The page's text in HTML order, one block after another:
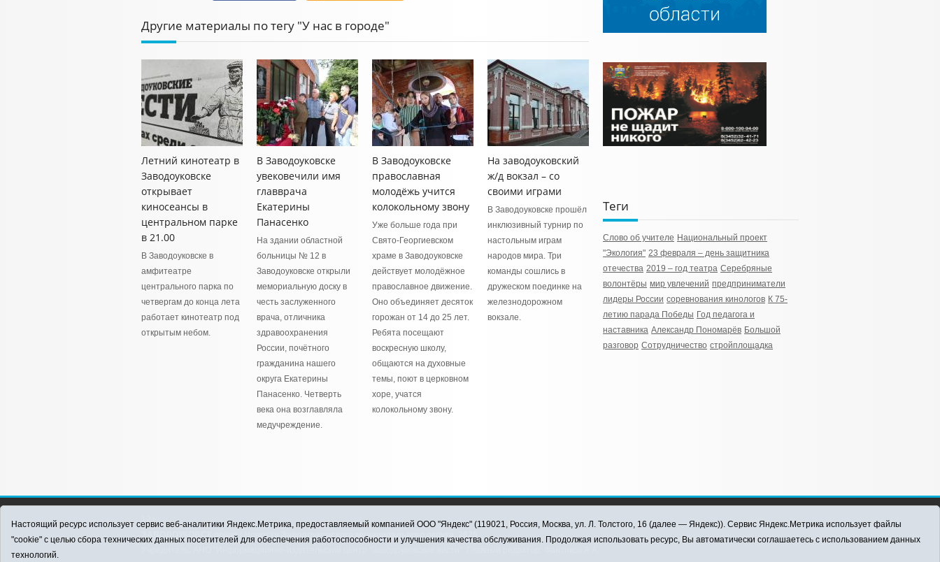
Другие материалы по тегу "У нас в городе"
Летний кинотеатр в
Заводоуковске
открывает
киносеансы в
центральном парке
в 21.00
В Заводоуковске в
амфитеатре
центрального парка по
четвергам до конца лета
работает кинотеатр под
открытым небом.
В Заводоуковске
увековечили имя
главврача
Екатерины
Панасенко
На здании областной
больницы № 12 в
Заводоуковске открыли
мемориальную доску в
честь заслуженного
врача, отличника
здравоохранения
России, почётного
гражданина нашего
округа Екатерины
Панасенко. Четверть
века она возглавляла
медучреждение.
В Заводоуковске
православная
молодёжь учится
колокольному звону
Уже больше года при
Свято-Георгиевском
храме в Заводоуковске
действует молодёжное
православное движение.
Оно объединяет десяток
горожан от 14 до 25 лет.
Ребята посещают
воскресную школу,
общаются на духовные
темы, поют в церковном
хоре, учатся
колокольному звону.
На заводоуковский
ж/д вокзал – со
своими играми
В Заводоуковске прошёл
инклюзивный турнир по
настольным играм
народов мира. Три
команды сошлись в
дружеском поединке на
железнодорожном
вокзале.
Теги
Слово об учителе Национальный проект
"Экология" 23 февраля – день защитника
отечества 2019 – год театра Серебряные
волонтёры мир увлечений предприниматели
лидеры России соревнования кинологов К 75-
летию парада Победы Год педагога и
наставника Александр Пономарёв Большой
разговор Сотрудничество стройплощадка
ЗАВОДОУКОВСК online / Новости Заводоуковского муниципального округа, 2026
Настоящий ресурс использует сервис веб-аналитики Яндекс.Метрика, предоставляемый компанией ООО "Яндекс" (119021, Россия, Москва, ул. Л. Толстого, 16 (далее — Яндекс)). Сервис Яндекс.Метрика использует файлы
"cookie" с целью сбора технических данных посетителей для обеспечения работоспособности и улучшения качества обслуживания. Продолжая использовать ресурс, Вы автоматически соглашаетесь с использованием данных
технологий.